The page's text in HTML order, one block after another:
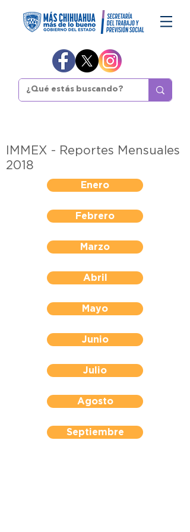
IMMEX - Reportes Mensuales
2018
Enero
Febrero
Marzo
Abril
Mayo
Junio
Julio
Agosto
Septiembre